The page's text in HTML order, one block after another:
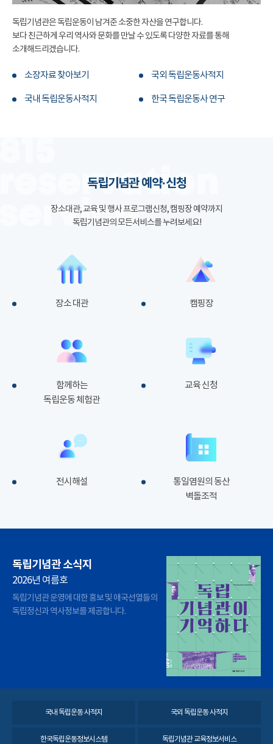
독립기념관은 독립운동이 남겨준 소중한 자산을 연구합니다.
보다 친근하게 우리 역사와 문화를 만날 수 있도록 다양한 자료를 통해
소개해드리겠습니다.
소장자료 찾아보기 국외 독립운동사적지
국내 독립운동사적지 한국 독립운동사 연구
독립기념관 예약·신청
장소대관, 교육 및 행사 프로그램신청, 캠핑장 예약까지
독립기념관의 모든서비스를 누려보세요!
장소 대관 캠핑장
함께하는
독립운동 체험관
교육 신청
전시해설
통일염원의 동산
벽돌조적
독립기념관 소식지
2026년 여름호
독립기념관 운영에 대한 홍보 및 애국선열들의
독립정신과 역사정보를 제공합니다.
국내 독립운동 사적지 국외 독립운동 사적지
한국독립운동정보시스템 독립기념관 교육정보서비스